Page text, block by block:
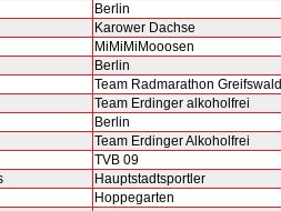
Berlin
Karower Dachse
MiMiMiMooosen
Berlin
Team Radmarathon Greifswald
Team Erdinger alkoholfrei
Berlin
Team Erdinger Alkoholfrei
TVB 09
Hauptstadtsportler
Hoppegarten